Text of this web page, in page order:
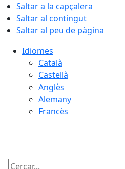
Saltar a la capçalera
Saltar al contingut
Saltar al peu de pàgina
Idiomes
Català
Castellà
Anglès
Alemany
Francès